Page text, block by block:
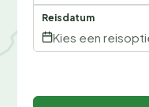
Reisdatum
Kies een